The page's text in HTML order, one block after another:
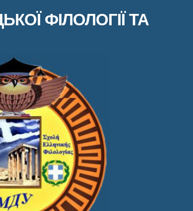
ФІЛОЛОГІЇ ТА